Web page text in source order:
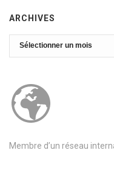
ARCHIVES
Archives
Membre d’un réseau